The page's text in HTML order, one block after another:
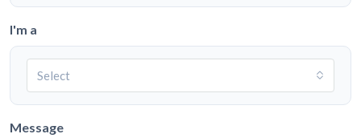
I'm a
Select
Message